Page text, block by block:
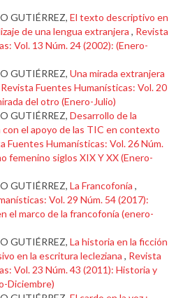
GUTIÉRREZ, El texto descriptivo en
de una lengua extranjera , Revista
Vol. 13 Núm. 24 (2002): (Enero-
GUTIÉRREZ, Una mirada extranjera
Revista Fuentes Humanísticas: Vol. 20
del otro (Enero-Julio)
GUTIÉRREZ, Desarrollo de la
el apoyo de las TIC en contexto
Fuentes Humanísticas: Vol. 26 Núm.
femenino siglos XIX Y XX (Enero-
GUTIÉRREZ, La Francofonía ,
Vol. 29 Núm. 54 (2017):
el marco de la francofonía (enero-
GUTIÉRREZ, La historia en la ficción
en la escritura lecleziana , Revista
Vol. 23 Núm. 43 (2011): Historia y
Diciembre)